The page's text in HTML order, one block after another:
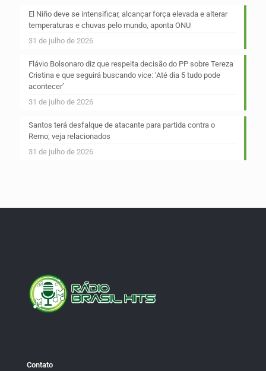
El Niño deve se intensificar, alcançar força elevada e alterar
temperaturas e chuvas pelo mundo, aponta ONU
31 de julho de 2026
Flávio Bolsonaro diz que respeita decisão do PP sobre Tereza
Cristina e que seguirá buscando vice: ‘Até dia 5 tudo pode
acontecer’
31 de julho de 2026
Santos terá desfalque de atacante para partida contra o
Remo; veja relacionados
31 de julho de 2026
Contato